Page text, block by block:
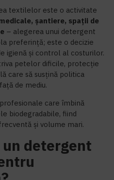
textilelor este o activitate
șantiere, spații de
– alegerea unui detergent
preferință; este o decizie
igienă și control al costurilor.
petelor dificile, protecție
care să susțină politica
de mediu.
care îmbină
biodegradabile, fiind
și volume mari.
un detergent